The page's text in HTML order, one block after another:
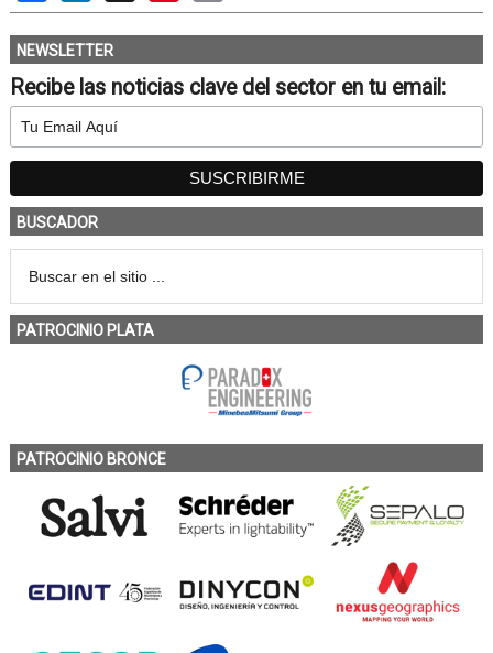
NEWSLETTER
Recibe las noticias clave del sector en tu email:
BUSCADOR
PATROCINIO PLATA
PATROCINIO BRONCE